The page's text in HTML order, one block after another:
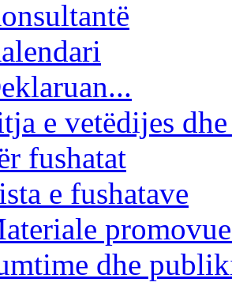
e vetëdijes
fushatat
e fushatave
dhe